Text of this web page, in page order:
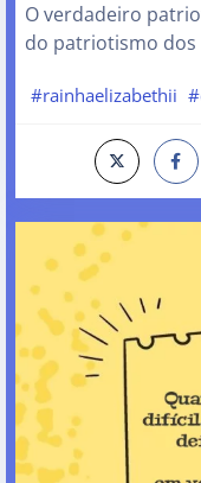
O verdadeiro
do patriotismo
#rainhaelizabethii